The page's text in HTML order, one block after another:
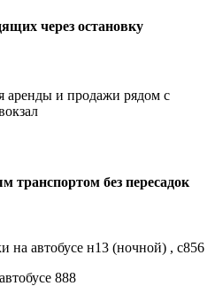
через остановку
аренды и продажи рядом с
транспортом без пересадок
на автобусе н13 (ночной) , с856
888